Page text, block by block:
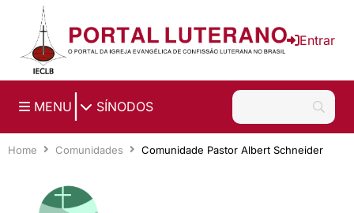
Ir para o conteúdo principal
Entrar
MENU SÍNODOS
Home Comunidades Comunidade Pastor Albert Schneider